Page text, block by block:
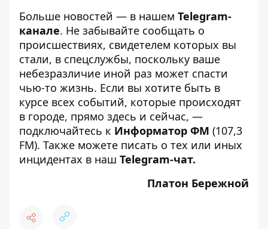
Больше новостей — в нашем Telegram-
канале. Не забывайте сообщать о
происшествиях, свидетелем которых вы
стали, в спецслужбы, поскольку ваше
небезразличие иной раз может спасти
чью-то жизнь. Если вы хотите быть в
курсе всех событий, которые происходят
в городе, прямо здесь и сейчас, —
подключайтесь к Информатор ФМ (107,3
FM). Также можете писать о тех или иных
инцидентах в наш Telegram-чат.
Платон Бережной